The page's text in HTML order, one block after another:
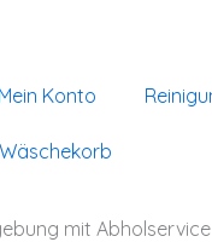
Mein Konto
Wäschekorb
mit Abholservice